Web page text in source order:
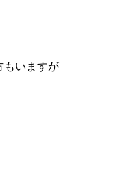
もいますが